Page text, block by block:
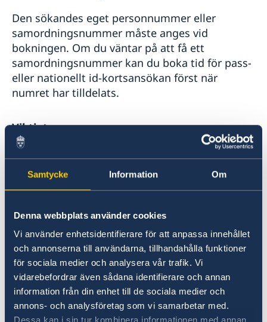
Samtycke Information Om
Denna webbplats använder cookies
Vi använder enhetsidentifierare för att anpassa innehållet
och annonserna till användarna, tillhandahålla funktioner
för sociala medier och analysera vår trafik. Vi
vidarebefordrar även sådana identifierare och annan
information från din enhet till de sociala medier och
annons- och analysföretag som vi samarbetar med.
Kontakta oss
Den sökandes eget personnummer eller
samordningsnummer måste anges vid
bokningen. Om du väntar på att få ett
samordningsnummer kan du boka tid för pass-
eller nationellt id-kortsansökan först när
numret har tilldelats.
Viktigt
Om du inte kan komma på din bokade tid, eller
om du inte längre behöver den, ber vi dig att
omboka eller avboka så att tiden kan erbjudas
Boka eller ändra en tid
Tidsbokning för ansökan om svenskt vanligt
pass och nationellt id-kort i Australien sker via
ambassadens e-bokningssystem:
Boka, omboka eller avboka en tid.